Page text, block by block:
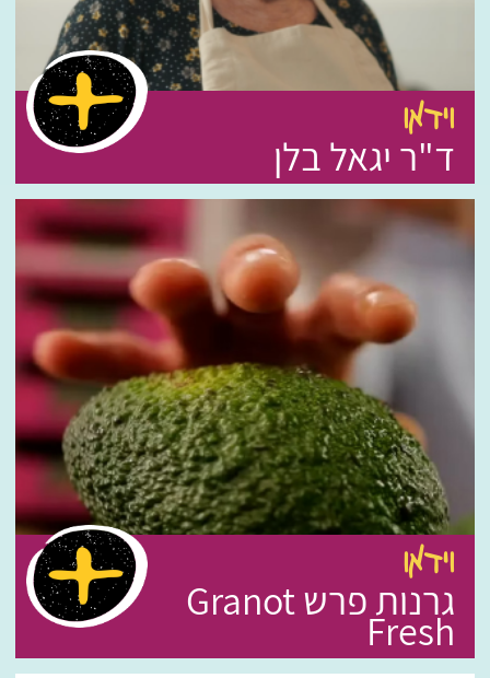
וידאו
ד"ר יגאל בלן
וידאו
גרנות פרש Granot
Fresh